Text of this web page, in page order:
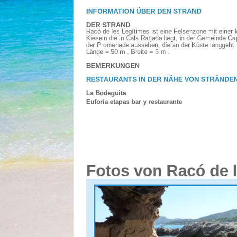
INFORMATION ÜBER DEN STRAND
DER STRAND
Racó de les Legítimes ist eine Felsenzone mit einer
Kieseln die in Cala Ratjada liegt, in der Gemeinde
der Promenade aussehen, die an der Küste
Länge = 50 m , Breite = 5 m .
BEMERKUNGEN
RESTAURANTS IN DER NÄHE VON STRÄNDEN
La Bodeguita
Euforia etapas bar y restaurante
Fotos von Racó de